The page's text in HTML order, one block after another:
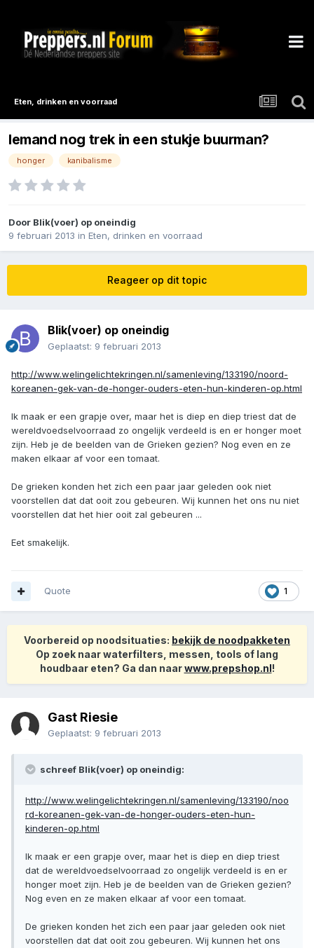
Eten, drinken en voorraad
Iemand nog trek in een stukje buurman?
honger kanibalisme
Door Blik(voer) op oneindig
9 februari 2013 in Eten, drinken en voorraad
Reageer op dit topic
Blik(voer) op oneindig
Geplaatst: 9 februari 2013
http://www.welingelichtekringen.nl/samenleving/133190/noord-
koreanen-gek-van-de-honger-ouders-eten-hun-kinderen-op.html
Ik maak er een grapje over, maar het is diep en diep triest dat de
wereldvoedselvoorraad zo ongelijk verdeeld is en er honger moet
zijn. Heb je de beelden van de Grieken gezien? Nog even en ze
maken elkaar af voor een tomaat.
De grieken konden het zich een paar jaar geleden ook niet
voorstellen dat dat ooit zou gebeuren. Wij kunnen het ons nu niet
voorstellen dat het hier ooit zal gebeuren ...
Eet smakelijk.
1
Quote
Voorbereid op noodsituaties: bekijk de noodpakketen
Op zoek naar waterfilters, messen, tools of lang
houdbaar eten? Ga dan naarwww.prepshop.nl!
Gast Riesie
Geplaatst: 9 februari 2013
schreef Blik(voer) op oneindig:
http://www.welingelichtekringen.nl/samenleving/133190/noo
rd-koreanen-gek-van-de-honger-ouders-eten-hun-
kinderen-op.html
Ik maak er een grapje over, maar het is diep en diep triest
dat de wereldvoedselvoorraad zo ongelijk verdeeld is en er
honger moet zijn. Heb je de beelden van de Grieken gezien?
Nog even en ze maken elkaar af voor een tomaat.
De grieken konden het zich een paar jaar geleden ook niet
voorstellen dat dat ooit zou gebeuren. Wij kunnen het ons